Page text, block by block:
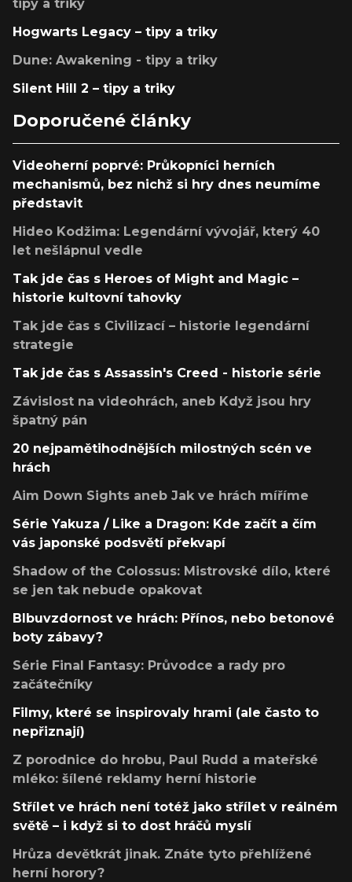
tipy a triky
Hogwarts Legacy – tipy a triky
Dune: Awakening - tipy a triky
Silent Hill 2 – tipy a triky
Doporučené články
Videoherní poprvé: Průkopníci herních
mechanismů, bez nichž si hry dnes neumíme
představit
Hideo Kodžima: Legendární vývojář, který 40
let nešlápnul vedle
Tak jde čas s Heroes of Might and Magic –
historie kultovní tahovky
Tak jde čas s Civilizací – historie legendární
strategie
Tak jde čas s Assassin's Creed - historie série
Závislost na videohrách, aneb Když jsou hry
špatný pán
20 nejpamětihodnějších milostných scén ve
hrách
Aim Down Sights aneb Jak ve hrách míříme
Série Yakuza / Like a Dragon: Kde začít a čím
vás japonské podsvětí překvapí
Shadow of the Colossus: Mistrovské dílo, které
se jen tak nebude opakovat
Blbuvzdornost ve hrách: Přínos, nebo betonové
boty zábavy?
Série Final Fantasy: Průvodce a rady pro
začátečníky
Filmy, které se inspirovaly hrami (ale často to
nepřiznají)
Z porodnice do hrobu, Paul Rudd a mateřské
mléko: šílené reklamy herní historie
Střílet ve hrách není totéž jako střílet v reálném
světě – i když si to dost hráčů myslí
Hrůza devětkrát jinak. Znáte tyto přehlížené
herní horory?